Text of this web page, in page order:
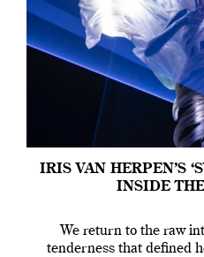
IRIS VAN HERPEN’S
INSIDE
We return to the raw
tenderness that defined